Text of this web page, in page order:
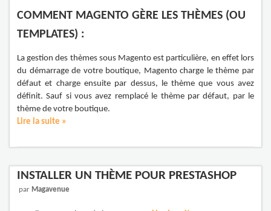
COMMENT MAGENTO GÈRE LES THÈMES (OU
TEMPLATES) :
La gestion des thèmes sous Magento est particulière, en effet lors
du démarrage de votre boutique, Magento charge le thème par
défaut et charge ensuite par dessus, le thème que vous avez
définit. Sauf si vous avez remplacé le thème par défaut, par le
thème de votre boutique.
Lire la suite »
INSTALLER UN THÈME POUR PRESTASHOP
par Magavenue